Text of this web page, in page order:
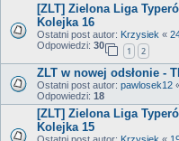
[ZLT] Zielona Liga
Kolejka 16
Ostatni post autor: Krzysiek «
Odpowiedzi: 30
1 2
ZLT w nowej odsłonie -
Ostatni post autor: pawlosek12
Odpowiedzi: 18
[ZLT] Zielona Liga
Kolejka 15